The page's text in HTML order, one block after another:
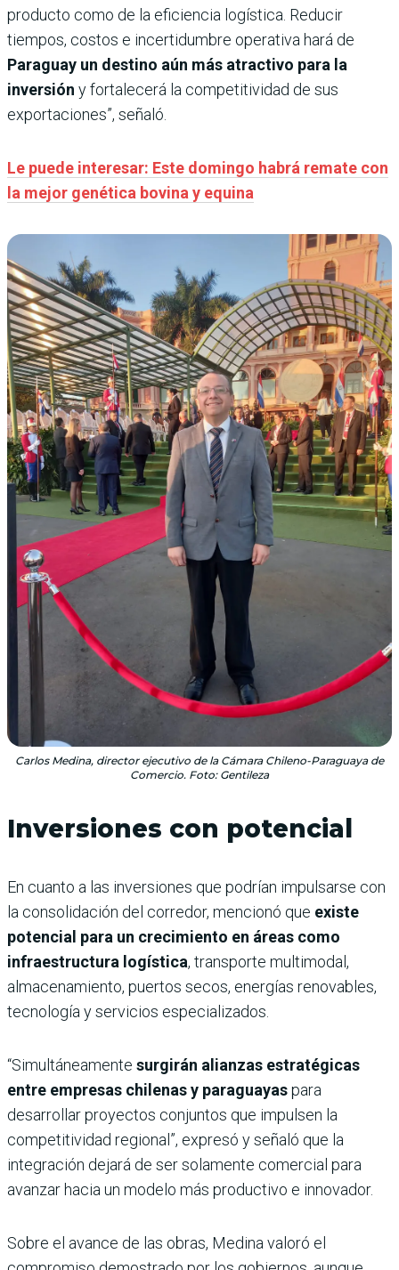
producto como de la eficiencia logística. Reducir
tiempos, costos e incertidumbre operativa hará de
Paraguay un destino aún más atractivo para la
inversión y fortalecerá la competitividad de sus
exportaciones”, señaló.
Le puede interesar: Este domingo habrá remate con
la mejor genética bovina y equina
Carlos Medina, director ejecutivo de la Cámara Chileno-Paraguaya de
Comercio. Foto: Gentileza
Inversiones con potencial
En cuanto a las inversiones que podrían impulsarse con
la consolidación del corredor, mencionó que existe
potencial para un crecimiento en áreas como
infraestructura logística, transporte multimodal,
almacenamiento, puertos secos, energías renovables,
tecnología y servicios especializados.
“Simultáneamente surgirán alianzas estratégicas
entre empresas chilenas y paraguayaspara
desarrollar proyectos conjuntos que impulsen la
competitividad regional”, expresó y señaló que la
integración dejará de ser solamente comercial para
avanzar hacia un modelo más productivo e innovador.
Sobre el avance de las obras, Medina valoró el